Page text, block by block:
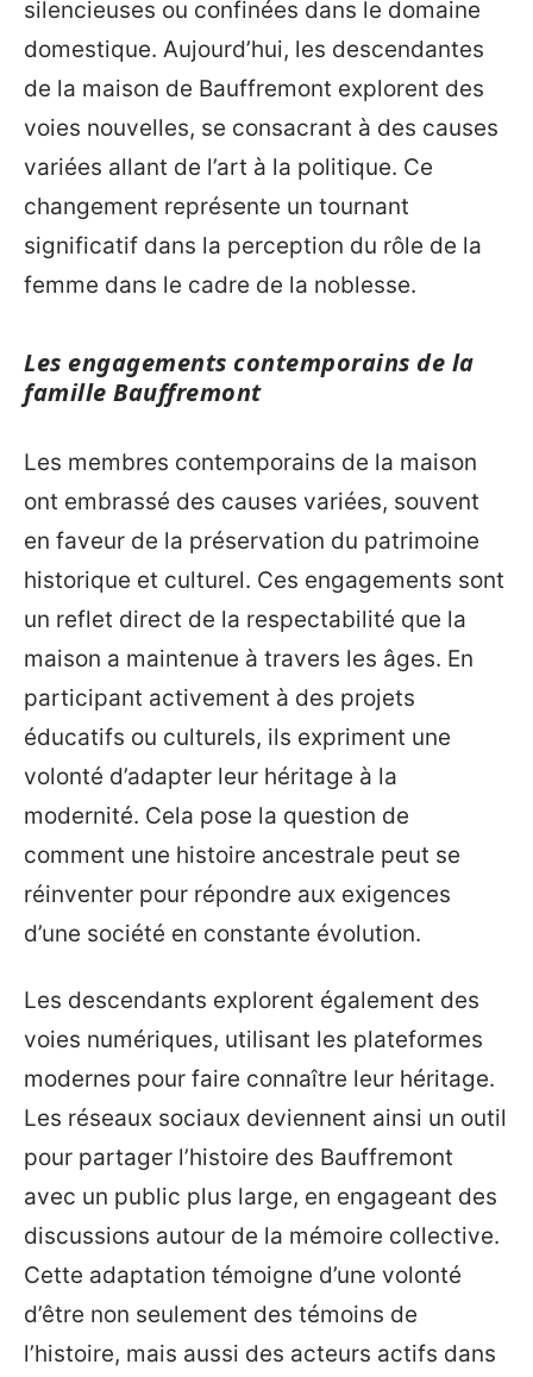
silencieuses ou confinées dans le domaine
domestique. Aujourd’hui, les descendantes
de la maison de Bauffremont explorent des
voies nouvelles, se consacrant à des causes
variées allant de l’art à la politique. Ce
changement représente un tournant
significatif dans la perception du rôle de la
femme dans le cadre de la noblesse.
Les engagements contemporains de la
famille Bauffremont
Les membres contemporains de la maison
ont embrassé des causes variées, souvent
en faveur de la préservation du patrimoine
historique et culturel. Ces engagements sont
un reflet direct de la respectabilité que la
maison a maintenue à travers les âges. En
participant activement à des projets
éducatifs ou culturels, ils expriment une
volonté d’adapter leur héritage à la
modernité. Cela pose la question de
comment une histoire ancestrale peut se
réinventer pour répondre aux exigences
d’une société en constante évolution.
Les descendants explorent également des
voies numériques, utilisant les plateformes
modernes pour faire connaître leur héritage.
Les réseaux sociaux deviennent ainsi un outil
pour partager l’histoire des Bauffremont
avec un public plus large, en engageant des
discussions autour de la mémoire collective.
Cette adaptation témoigne d’une volonté
d’être non seulement des témoins de
l’histoire, mais aussi des acteurs actifs dans